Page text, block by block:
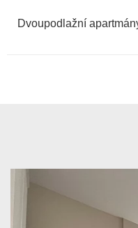
Dvoupodlažní